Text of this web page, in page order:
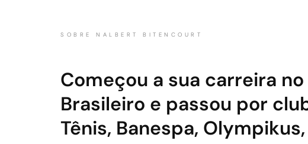
SOBRE NALBERT BITENCOURT
Começou a sua carreira
Brasileiro e passou por
Tênis, Banespa,